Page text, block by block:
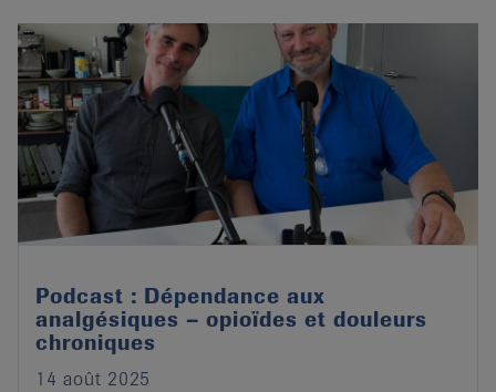
Podcast : Dépendance aux
analgésiques – opioïdes et douleurs
chroniques
14 août 2025